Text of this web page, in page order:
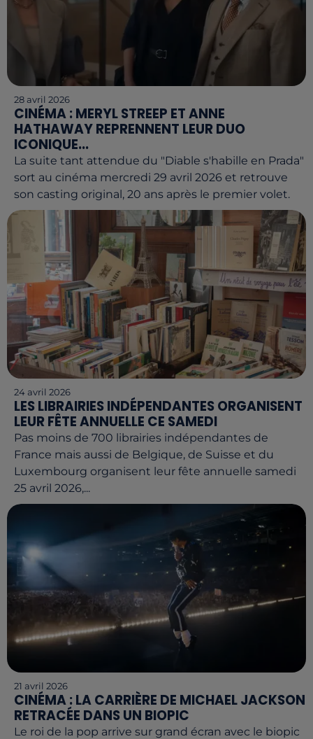
28 avril 2026
CINÉMA : MERYL STREEP ET ANNE
HATHAWAY REPRENNENT LEUR DUO
ICONIQUE...
La suite tant attendue du "Diable s'habille en Prada"
sort au cinéma mercredi 29 avril 2026 et retrouve
son casting original, 20 ans après le premier volet.
24 avril 2026
LES LIBRAIRIES INDÉPENDANTES ORGANISENT
LEUR FÊTE ANNUELLE CE SAMEDI
Pas moins de 700 librairies indépendantes de
France mais aussi de Belgique, de Suisse et du
Luxembourg organisent leur fête annuelle samedi
25 avril 2026,...
21 avril 2026
CINÉMA : LA CARRIÈRE DE MICHAEL JACKSON
RETRACÉE DANS UN BIOPIC
Le roi de la pop arrive sur grand écran avec le biopic